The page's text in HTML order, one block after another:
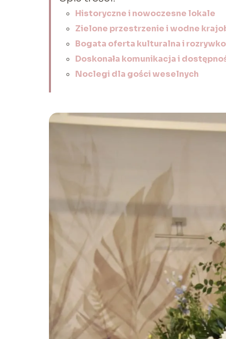
Historyczne i nowoczesne lokale
Zielone przestrzenie i wodne
Bogata oferta kulturalna i
Doskonała komunikacja i
Noclegi dla gości weselnych